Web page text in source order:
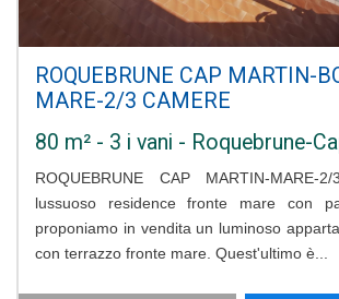
ROQUEBRUNE CAP MARTIN-
MARE-2/3 CAMERE
80 m² - 3 i vani - Roquebrune-
ROQUEBRUNE CAP MARTIN-MARE-
lussuoso residence fronte mare con
proponiamo in vendita un luminoso
con terrazzo fronte mare. Quest'ultimo è...